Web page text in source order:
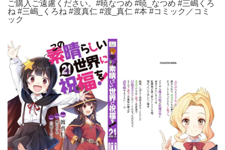
ご購入ご遠慮ください。#暁なつめ #暁_なつめ #三嶋くろ
ね #三嶋_くろね #渡真仁 #渡_真仁 #本 #コミック／コミ
ック